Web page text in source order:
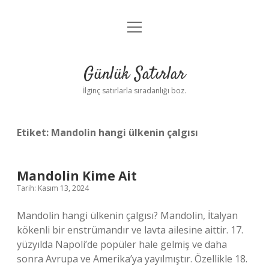
Anasayfa
Yasal Uyarı
menüyü
Günlük Satırlar
İlginç satırlarla sıradanlığı boz.
Etiket: Mandolin hangi ülkenin çalgısı
Mandolin Kime Ait
Tarih: Kasım 13, 2024
Mandolin hangi ülkenin çalgısı? Mandolin, İtalyan
kökenli bir enstrümandır ve lavta ailesine aittir. 17.
yüzyılda Napoli’de popüler hale gelmiş ve daha
sonra Avrupa ve Amerika’ya yayılmıştır. Özellikle 18.